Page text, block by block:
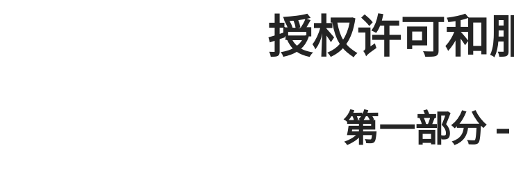
授权许可和
第一部分